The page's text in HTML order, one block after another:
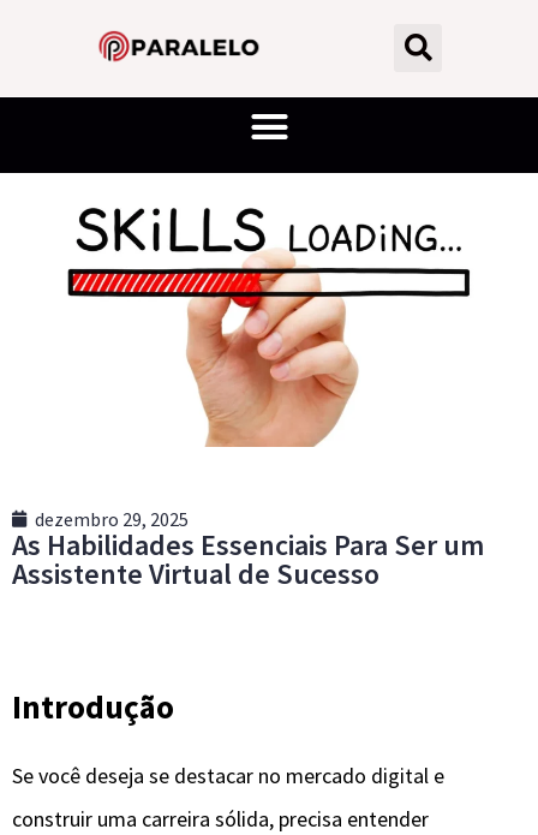
dezembro 29, 2025
As Habilidades Essenciais Para Ser um
Assistente Virtual de Sucesso
Introdução
Se você deseja se destacar no mercado digital e
construir uma carreira sólida, precisa entender